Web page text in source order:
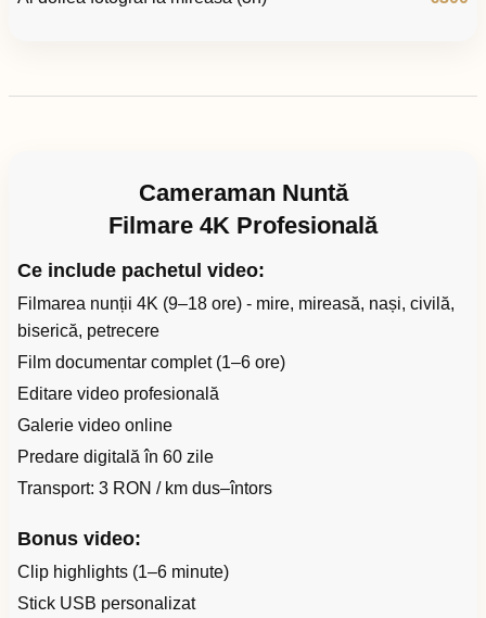
Cameraman Nuntă
Filmare 4K Profesională
Ce include pachetul video:
Filmarea nunții 4K (9–18 ore) - mire, mireasă, nași, civilă,
biserică, petrecere
Film documentar complet (1–6 ore)
Editare video profesională
Galerie video online
Predare digitală în 60 zile
Transport: 3 RON / km dus–întors
Bonus video:
Clip highlights (1–6 minute)
Stick USB personalizat